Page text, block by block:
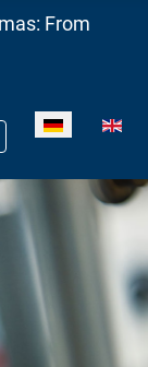
From
Sprache